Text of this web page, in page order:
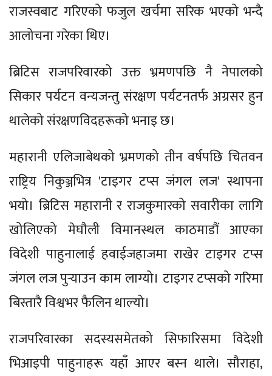
राजस्वबाट गरिएको फजुल खर्चमा सरिक भएको भन्दै
आलोचना गरेका थिए।
ब्रिटिस राजपरिवारको उक्त भ्रमणपछि नै नेपालको
सिकार पर्यटन वन्यजन्तु संरक्षण पर्यटनतर्फ अग्रसर हुन
थालेको संरक्षणविदहरूको भनाइ छ।
महारानी एलिजाबेथको भ्रमणको तीन वर्षपछि चितवन
राष्ट्रिय निकुञ्जभित्र 'टाइगर टप्स जंगल लज' स्थापना
भयो। ब्रिटिस महारानी र राजकुमारको सवारीका लागि
खोलिएको मेघौली विमानस्थल काठमाडौं आएका
विदेशी पाहुनालाई हवाईजहाजमा राखेर टाइगर टप्स
जंगल लज पुर्‍याउन काम लाग्यो। टाइगर टप्सको गरिमा
बिस्तारै विश्वभर फैलिन थाल्यो।
राजपरिवारका सदस्यसमेतको सिफारिसमा विदेशी
भिआइपी पाहुनाहरू यहाँ आएर बस्न थाले। सौराहा,